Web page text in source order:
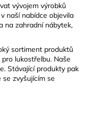
vývojem výrobků
naší nabídce objevila
na zahradní nábytek,
sortiment produktů
lukostřelbu. Naše
Stávající produkty pak
zvyšujícím se